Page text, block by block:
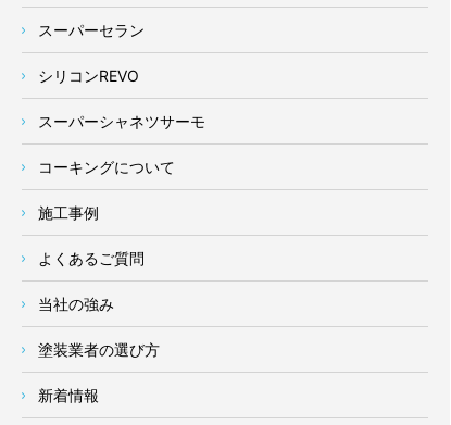
スーパーセラン
シリコンREVO
スーパーシャネツサーモ
コーキングについて
施工事例
よくあるご質問
当社の強み
塗装業者の選び方
新着情報